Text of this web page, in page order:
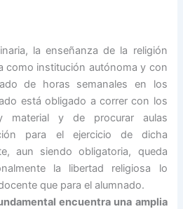
la enseñanza de la religión
como institución autónoma y con
de horas semanales en los
está obligado a correr con los
material y de procurar aulas
para el ejercicio de dicha
aun siendo obligatoria, queda
la libertad religiosa lo
que para el alumnado.
encuentra una amplia